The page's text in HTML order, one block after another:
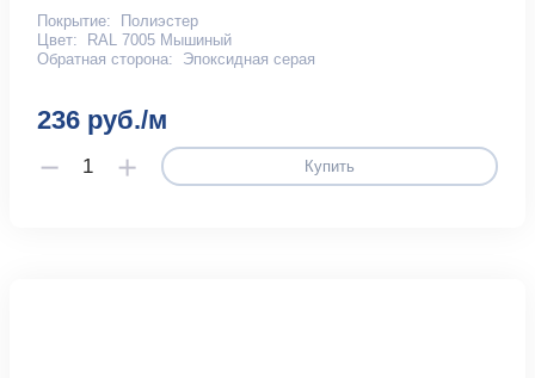
Покрытие:
Полиэстер
Цвет:
RAL 7005 Мышиный
Обратная сторона:
Эпоксидная серая
236 руб./м
Купить